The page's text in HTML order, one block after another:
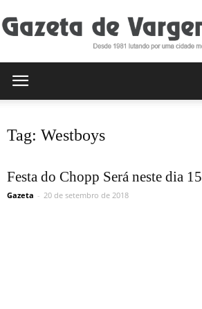
Tag: Westboys
Festa do Chopp Será neste dia 15
Gazeta - 20 de setembro de 2018